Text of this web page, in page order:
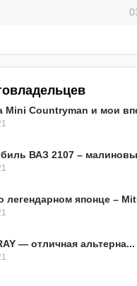
Mini Countryman и мои
ВАЗ 2107 –
легендарном японце –
— отличная альтерна...